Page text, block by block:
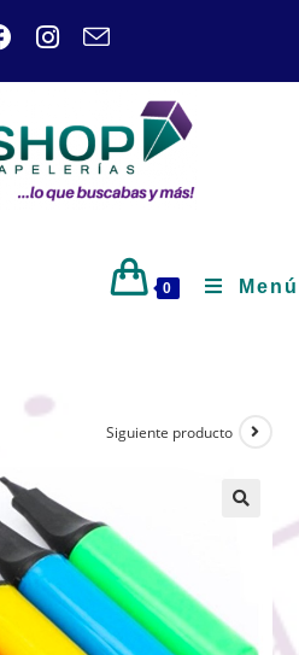
0 Menú
Siguiente producto